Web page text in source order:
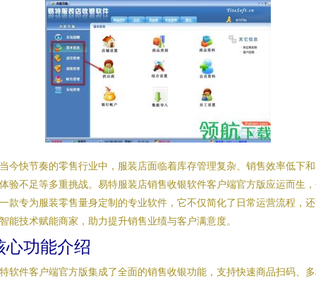
今快节奏的零售行业中，服装店面临着库存管理复杂、销售效率低下
验不足等多重挑战。易特服装店销售收银软件客户端官方版应运而生
款专为服装零售量身定制的专业软件，它不仅简化了日常运营流程，
能技术赋能商家，助力提升销售业绩与客户满意度。
心功能介绍
软件客户端官方版集成了全面的销售收银功能，支持快速商品扫码、